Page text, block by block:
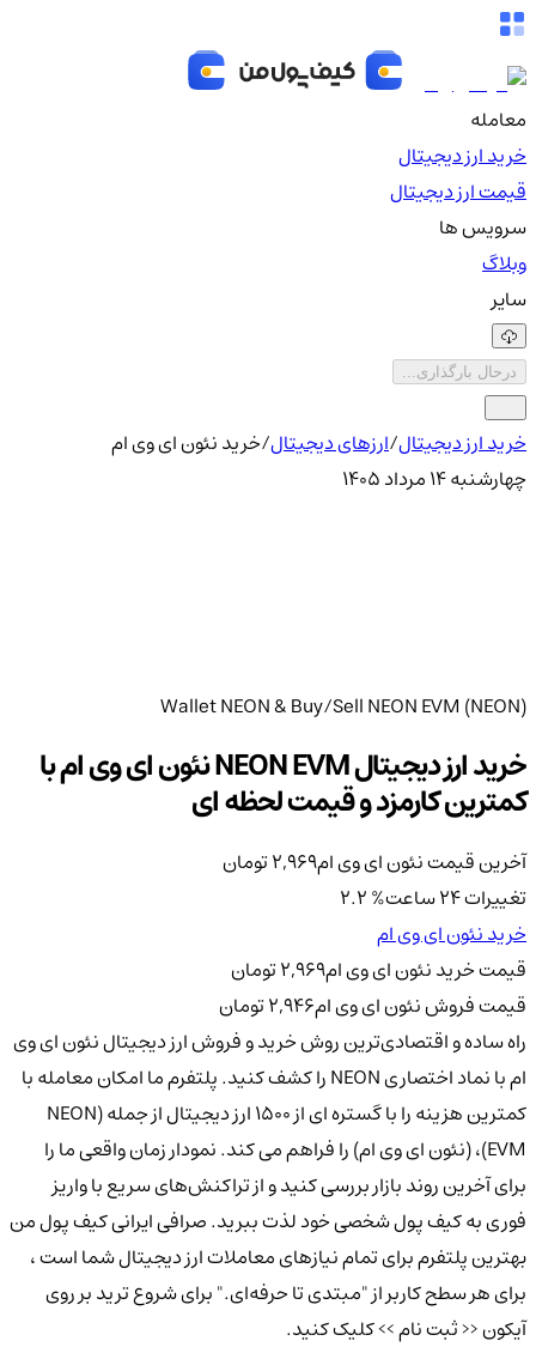
معامله
خرید ارز دیجیتال
قیمت ارز دیجیتال
سرویس ها
وبلاگ
سایر
درحال بارگذاری...
خرید ارز دیجیتال/ارزهای دیجیتال/خرید نئون ای وی ام
چهارشنبه ۱۴ مرداد ۱۴۰۵
Wallet NEON & Buy/Sell NEON EVM (NEON)
خرید ارز دیجیتال NEON EVM نئون ای وی ام با
کمترین کارمزد و قیمت لحظه ای
آخرین قیمت نئون ای وی ام2,969تومان
تغییرات 24 ساعت
2.2%
خرید نئون ای وی ام
قیمت خرید نئون ای وی ام2,969تومان
قیمت فروش نئون ای وی ام2,946تومان
راه ساده و اقتصادی‌ترین روش خرید و فروش ارز دیجیتال نئون ای وی
ام با نماد اختصاری NEON را کشف کنید. پلتفرم ما امکان معامله با
کمترین هزینه را با گستره ای از ۱۵۰۰ ارز دیجیتال از جمله (NEON
EVM)، (نئون ای وی ام) را فراهم می کند. نمودار زمان واقعی ما را
برای آخرین روند بازار بررسی کنید و از تراکنش‌های سریع با واریز
فوری به کیف پول شخصی خود لذت ببرید. صرافی ایرانی کیف پول من
بهترین پلتفرم برای تمام نیازهای معاملات ارز دیجیتال شما است ،
برای هر سطح کاربر از "مبتدی تا حرفه‌ای." برای شروع ترید بر روی
آیکون << ثبت نام >> کلیک کنید.